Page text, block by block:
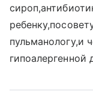
пульманологу,и
гипоалергенной